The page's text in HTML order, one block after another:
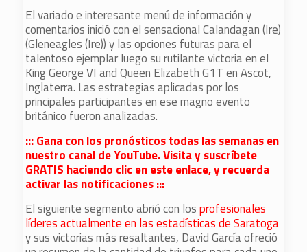
El variado e interesante menú de información y
comentarios inició con el sensacional Calandagan (Ire)
(Gleneagles (Ire)) y las opciones futuras para el
talentoso ejemplar luego su rutilante victoria en el
King George VI and Queen Elizabeth G1T en Ascot,
Inglaterra. Las estrategias aplicadas por los
principales participantes en ese magno evento
británico fueron analizadas.
::: Gana con los pronósticos todas las semanas en
nuestro canal de YouTube. Visita y suscríbete
GRATIS haciendo clic en este enlace, y recuerda
activar las notificaciones :::
El siguiente segmento abrió con losprofesionales
líderes actualmente en las estadísticas de Saratoga
y sus victorias más resaltantes, David García ofreció